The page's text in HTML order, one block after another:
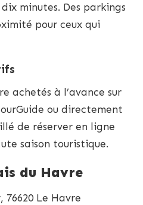
minutes. Des parkings
pour ceux qui
achetés à l’avance sur
ou directement
de réserver en ligne
saison touristique.
du Havre
76620 Le Havre